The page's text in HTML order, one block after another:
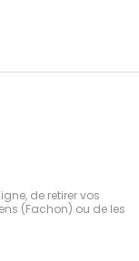
de retirer vos
(Fachon) ou de les